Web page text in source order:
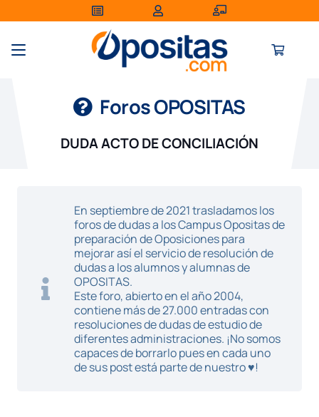
Foros OPOSITAS
DUDA ACTO DE CONCILIACIÓN
En septiembre de 2021 trasladamos los
foros de dudas a los Campus Opositas de
preparación de Oposiciones para
mejorar así el servicio de resolución de
dudas a los alumnos y alumnas de
OPOSITAS.
Este foro, abierto en el año 2004,
contiene más de 27.000 entradas con
resoluciones de dudas de estudio de
diferentes administraciones. ¡No somos
capaces de borrarlo pues en cada uno
de sus post está parte de nuestro ♥!